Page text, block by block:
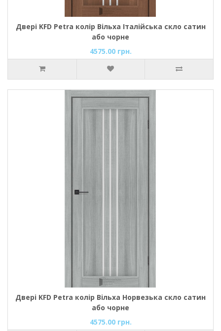
Двері KFD Petra колір Вільха Італійська скло сатин
або чорне
4575.00 грн.
Двері KFD Petra колір Вільха Норвезька скло сатин
або чорне
4575.00 грн.